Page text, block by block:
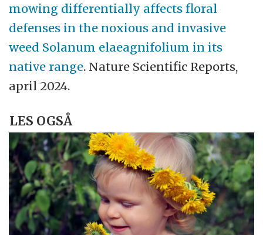
mowing differentially affects floral
defenses in the noxious and invasive
weed Solanum elaeagnifolium in its
native range. Nature Scientific Reports,
april 2024.
LES OGSÅ